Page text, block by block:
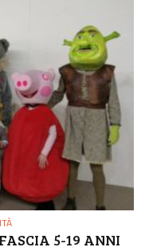
5-19 ANNI